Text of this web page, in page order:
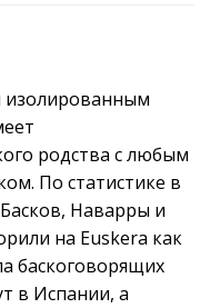
изолированным
родства с любым
По статистике в
Наварры и
на Euskera как
баскоговорящих
в Испании, а